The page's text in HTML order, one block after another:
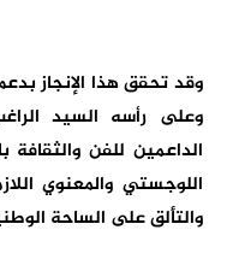
وقد تحقق هذا الإنجاز
وعلى رأسه السيد
الداعمين للفن
اللوجستي والمعنوي
والتألق على الساحة